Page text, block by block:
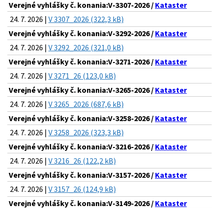
Verejné vyhlášky č. konania:V-3307-2026 / Kataster
24. 7. 2026 | V 3307_2026 (322,3 kB)
Verejné vyhlášky č. konania:V-3292-2026 / Kataster
24. 7. 2026 | V 3292_2026 (321,0 kB)
Verejné vyhlášky č. konania:V-3271-2026 / Kataster
24. 7. 2026 | V 3271_26 (123,0 kB)
Verejné vyhlášky č. konania:V-3265-2026 / Kataster
24. 7. 2026 | V 3265_2026 (687,6 kB)
Verejné vyhlášky č. konania:V-3258-2026 / Kataster
24. 7. 2026 | V 3258_2026 (323,3 kB)
Verejné vyhlášky č. konania:V-3216-2026 / Kataster
24. 7. 2026 | V 3216_26 (122,2 kB)
Verejné vyhlášky č. konania:V-3157-2026 / Kataster
24. 7. 2026 | V 3157_26 (124,9 kB)
Verejné vyhlášky č. konania:V-3149-2026 / Kataster